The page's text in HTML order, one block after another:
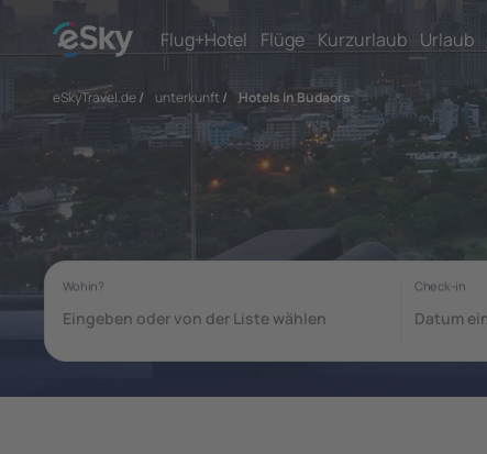
Flug+Hotel Flüge Kurzurlaub Urlaub
eSkyTravel.de/ unterkunft / Hotels in Budaors